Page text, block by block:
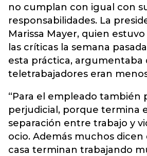
no cumplan con igual con
responsabilidades. La
Marissa Mayer, quien
las críticas la semana
esta práctica, argumentaba
teletrabajadores eran
“Para el empleado también
perjudicial, porque termina
separación entre trabajo y
ocio. Además muchos dicen
casa terminan trabajando